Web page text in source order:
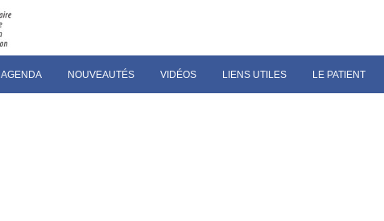
AGENDA NOUVEAUTÉS VIDÉOS LIENS UTILES LE PATIENT